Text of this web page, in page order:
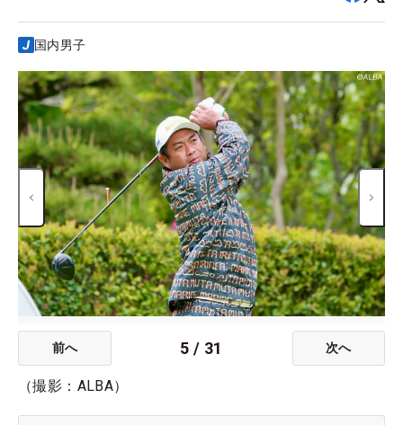
国内男子
前へ 5 / 31 次へ
（撮影：ALBA）